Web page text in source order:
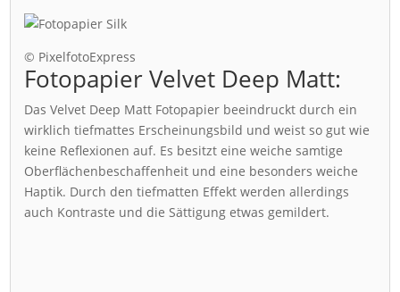
© PixelfotoExpress
Fotopapier Velvet Deep Matt:
Das Velvet Deep Matt Fotopapier beeindruckt durch ein
wirklich tiefmattes Erscheinungsbild und weist so gut wie
keine Reflexionen auf. Es besitzt eine weiche samtige
Oberflächenbeschaffenheit und eine besonders weiche
Haptik. Durch den tiefmatten Effekt werden allerdings
auch Kontraste und die Sättigung etwas gemildert.